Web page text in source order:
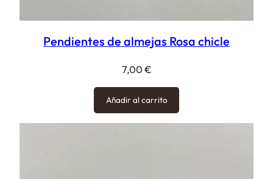
Pendientes de almejas Rosa chicle
7,00 €
Añadir al carrito